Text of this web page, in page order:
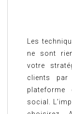
Les
ne sont
votre
clients
social.